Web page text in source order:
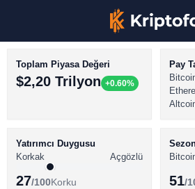
BİTCOİN HABERLERİ
ALTCOİN HABERLERİ
Toplam Piyasa Değeri
$2,20 Trilyon +0.60%
Pay
Yatırımcı Duygusu
Korkak
Açgözlü
27/100Korku 51/